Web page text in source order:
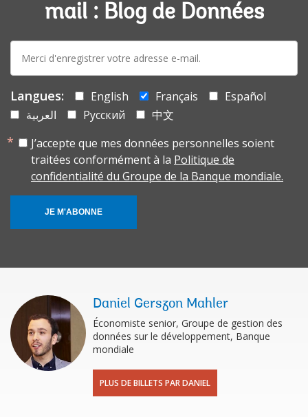
mail : Blog de Données
mail:
Langues: English Français
Español
العربية
Русский
中文
J’accepte que mes données personnelles soient
traitées conformément à la Politique de
confidentialité du Groupe de la Banque mondiale.
JE M'ABONNE
Daniel Gerszon Mahler
Économiste senior, Groupe de gestion des
données sur le développement, Banque
mondiale
PLUS DE BILLETS PAR DANIEL